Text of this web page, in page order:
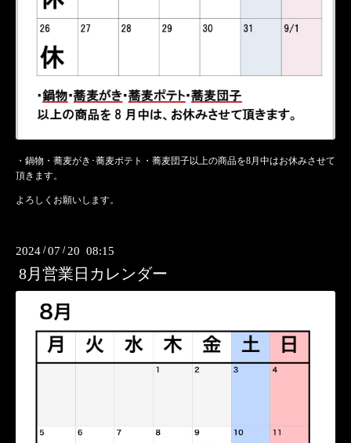
・鍋物・蕎麦がき･蕎麦ポテト・蕎麦団子以上の商品を8月中はお休みさせて
頂きます。
よろしくお願いします。
2024 /07 / 20 08:15
8月営業日カレンダー